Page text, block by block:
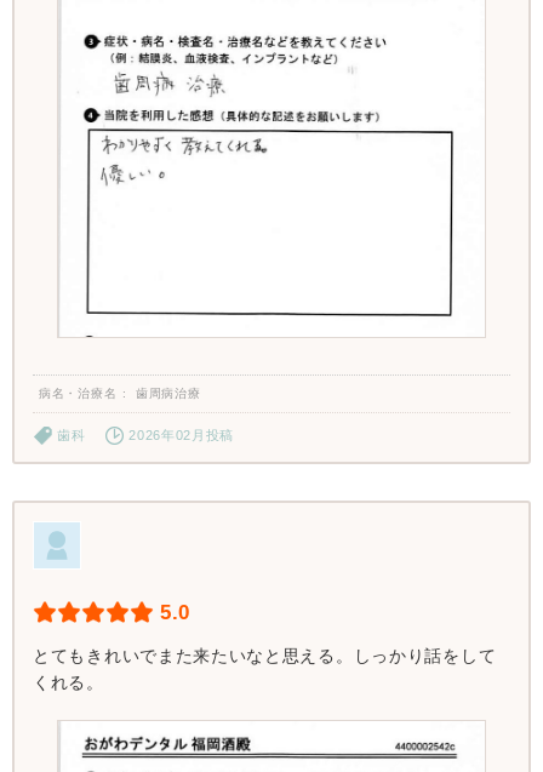
病名・治療名 歯周病治療
歯科 2026年02月投稿
5.0
とてもきれいでまた来たいなと思える。しっかり話をして
くれる。